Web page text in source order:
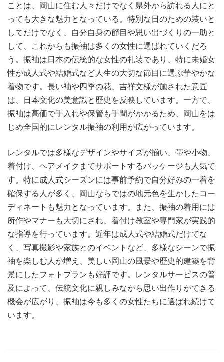
ことは、岡山に住む人々だけでなく県外から訪れる人にと
っても大きな魅力となっている。特別な日のための装いと
してだけでなく、自分自身の節目や思い出づくりの一助と
して、これからも振袖は多くの女性に選ばれていくだろ
う。振袖は日本の伝統的な女性の礼装であり、特に未婚女
性が成人式や結婚式など人生の大切な節目に選ぶ華やかな
着物です。長い袖や四季の花、吉祥文様が施された意匠
は、日本文化の美意識と歴史を反映しています。一方で、
振袖は高価で手入れや保管も手間がかかるため、岡山をは
じめ全国的にレンタル振袖の利用が広がっています。
レンタルでは多様なデザインやサイズが揃い、帯や小物、
着付け、ヘアメイクまでサポートするパッケージも人気で
す。特に成人式シーズンには事前予約で自分好みの一着を
確保する人が多く、岡山ならではの地元色を生かしたコー
ディネートも魅力となっています。また、振袖の着用には
所作やマナーも大切にされ、着付け教室や専門家が実践的
な指導を行っています。近年は成人式や結婚式だけでな
く、写真撮影や家族とのイベントなど、多様なシーンで振
袖を楽しむ人が増え、美しい岡山の風景や歴史的建築を背
景にしたフォトプランも好評です。レンタルサービスの普
及によって、伝統文化に親しみながら思い出作りができる
機会が広がり、振袖は今も多くの女性たちに選ばれ続けて
います。